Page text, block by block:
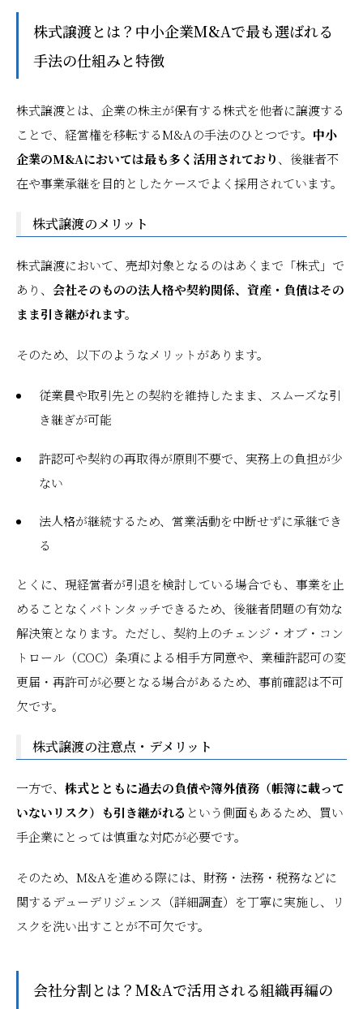
株式譲渡とは？中小企業M&Aで最も選ばれる
手法の仕組みと特徴
株式譲渡とは、企業の株主が保有する株式を他者に譲渡する
ことで、経営権を移転するM&Aの手法のひとつです。 中小
企業のM&Aにおいては最も多く活用されており、後継者不
在や事業承継を目的としたケースでよく採用されています。
株式譲渡のメリット
株式譲渡において、売却対象となるのはあくまで「株式」で
あり、 会社そのものの法人格や契約関係、資産・負債はその
まま引き継がれます。
そのため、以下のようなメリットがあります。
従業員や取引先との契約を維持したまま、スムーズな引
き継ぎが可能
許認可や契約の再取得が原則不要で、実務上の負担が少
ない
法人格が継続するため、営業活動を中断せずに承継でき
る
とくに、現経営者が引退を検討している場合でも、事業を止
めることなくバトンタッチできるため、後継者問題の有効な
解決策となります。ただし、契約上のチェンジ・オブ・コン
トロール（COC）条項による相手方同意や、業種許認可の変
更届・再許可が必要となる場合があるため、事前確認は不可
欠です。
株式譲渡の注意点・デメリット
一方で、 株式とともに過去の負債や簿外債務（帳簿に載って
いないリスク）も引き継がれる という側面もあるため、買い
手企業にとっては慎重な対応が必要です。
そのため、M&Aを進める際には、財務・法務・税務などに
関するデューデリジェンス（詳細調査）を丁寧に実施し、リ
スクを洗い出すことが不可欠です。
会社分割とは？M&Aで活用される組織再編の